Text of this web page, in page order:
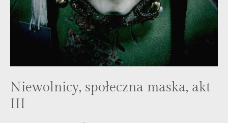
Niewolnicy, społeczna maska, akt
III